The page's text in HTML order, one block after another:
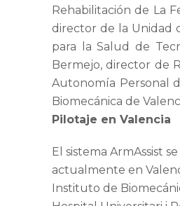
Rehabilitación de La
director de la Unidad
para la Salud de
Bermejo, director de
Autonomía Personal
Biomecánica de
Pilotaje en Valencia
El sistema ArmAssist
actualmente en
Instituto de